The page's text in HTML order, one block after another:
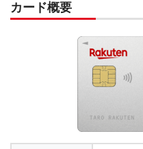
カード概要